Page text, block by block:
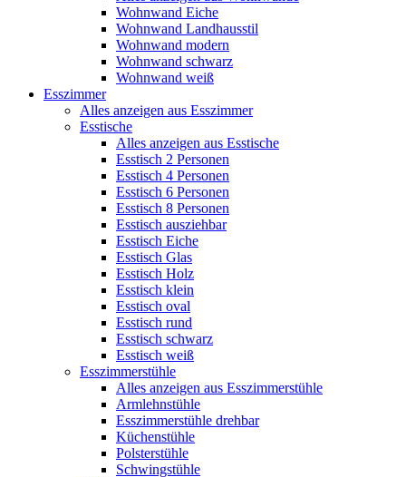
Wohnwand Eiche
Wohnwand Landhausstil
Wohnwand modern
Wohnwand schwarz
Wohnwand weiß
Esszimmer
Alles anzeigen aus Esszimmer
Esstische
Alles anzeigen aus Esstische
Esstisch 2 Personen
Esstisch 4 Personen
Esstisch 6 Personen
Esstisch 8 Personen
Esstisch ausziehbar
Esstisch Eiche
Esstisch Glas
Esstisch Holz
Esstisch klein
Esstisch oval
Esstisch rund
Esstisch schwarz
Esstisch weiß
Esszimmerstühle
Alles anzeigen aus Esszimmerstühle
Armlehnstühle
Esszimmerstühle drehbar
Küchenstühle
Polsterstühle
Schwingstühle